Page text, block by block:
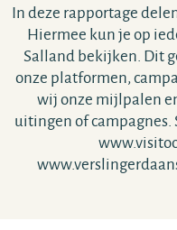
In deze rapportage
Hiermee kun je op
Salland bekijken. Dit
onze platformen,
wij onze mijlpalen
uitingen of